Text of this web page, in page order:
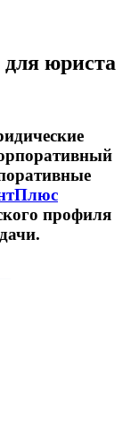
юриста
профиля